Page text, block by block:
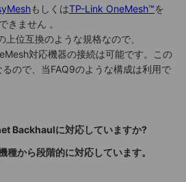
もしくはTP-Link OneMesh™を
きません 。
位互換のような規格なので、
対応機器の接続は可能です。この
ので、当FAQ9のような構成は利用で
Backhaulに対応していますか?
から段階的に対応しています。